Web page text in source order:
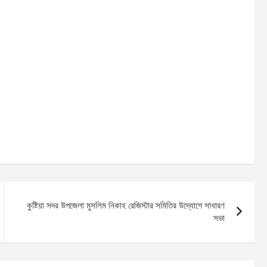
কুষ্টিয়া সদর উপজেলা মুসলিম নিকাহ রেজিস্টার সমিতির উদ্যোগে সাধারণ
সভা